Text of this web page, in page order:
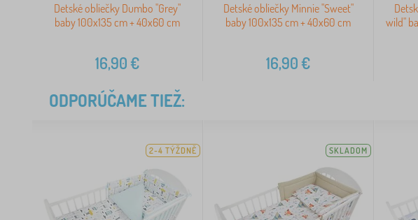
Detské obliečky Dumbo "Grey"
baby 100x135 cm + 40x60 cm
16,90€
Detské obliečky Minnie "Sweet"
baby 100x135 cm + 40x60 cm
16,90€
wild"
ODPORÚČAME TIEŽ:
2-4 TÝŽDNĚ SKLADOM